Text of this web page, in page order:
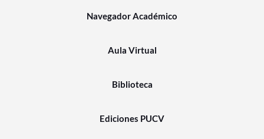
Navegador Académico
Aula Virtual
Biblioteca
Ediciones PUCV